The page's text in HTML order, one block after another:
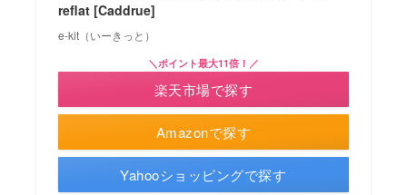
reflat [Caddrue]
e-kit（いーきっと）
Amazonで探す
＼ポイント最大11倍！／
楽天市場で探す
Yahooショッピングで探す